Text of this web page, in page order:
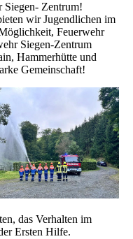
Siegen- Zentrum!
wir Jugendlichen im
Feuerwehr
Siegen-Zentrum
Hammerhütte und
Gemeinschaft!
das Verhalten im
Ersten Hilfe.